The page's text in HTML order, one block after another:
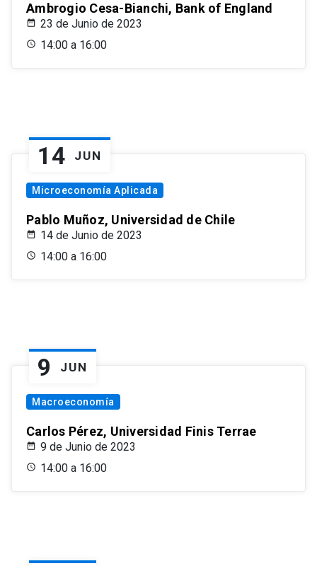
Ambrogio Cesa-Bianchi, Bank of England
23 de Junio de 2023
14:00 a 16:00
14 JUN
Microeconomía Aplicada
Pablo Muñoz, Universidad de Chile
14 de Junio de 2023
14:00 a 16:00
9 JUN
Macroeconomía
Carlos Pérez, Universidad Finis Terrae
9 de Junio de 2023
14:00 a 16:00